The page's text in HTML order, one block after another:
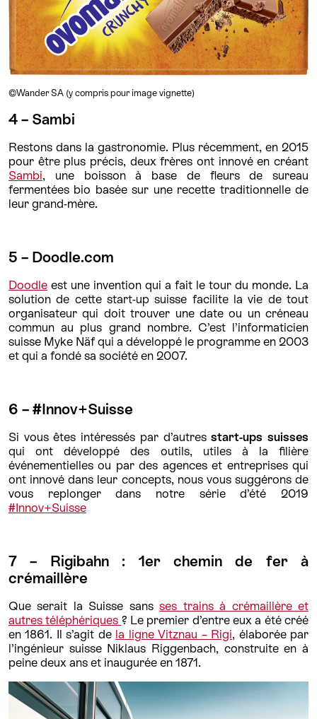
©Wander SA (y compris pour image vignette)
4 – Sambi
Restons dans la gastronomie. Plus récemment, en 2015
pour être plus précis, deux frères ont innové en créant
Sambi, une boisson à base de fleurs de sureau
fermentées bio basée sur une recette traditionnelle de
leur grand-mère.
5 – Doodle.com
Doodle est une invention qui a fait le tour du monde. La
solution de cette start-up suisse facilite la vie de tout
organisateur qui doit trouver une date ou un créneau
commun au plus grand nombre. C’est l’informaticien
suisse Myke Näf qui a développé le programme en 2003
et qui a fondé sa société en 2007.
6 – #Innov+Suisse
Si vous êtes intéressés par d’autresstart-ups suisses
qui ont développé des outils, utiles à la filière
événementielles ou par des agences et entreprises qui
ont innové dans leur concepts, nous vous suggérons de
vous replonger dans notre série d’été 2019
#Innov+Suisse
7 – Rigibahn : 1er chemin de fer à
crémaillère
Que serait la Suisse sansses trains à crémaillère et
autres téléphériques ? Le premier d’entre eux a été créé
en 1861. Il s’agit de la ligne Vitznau – Rigi, élaborée par
l’ingénieur suisse Niklaus Riggenbach, construite en à
peine deux ans et inaugurée en 1871.